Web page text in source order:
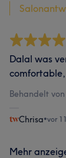
Dalal was
Behandelt
Chrisa•vor
Mehr